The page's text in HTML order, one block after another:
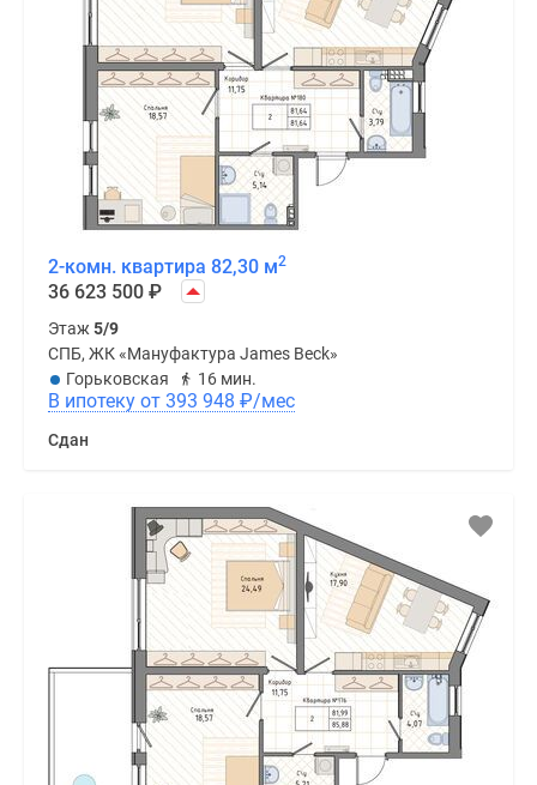
2-комн. квартира 82,30 м2
36 623 500 ₽
Этаж5/9
СПБ, ЖК «Мануфактура James Beck»
Горьковская
16 мин.
В ипотеку от 393 948 ₽/мес
Сдан